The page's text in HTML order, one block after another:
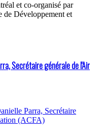
et co-organisé par
Développement et
Secrétaire générale de l'Air